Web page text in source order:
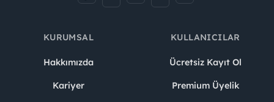
KURUMSAL
Hakkımızda
Kariyer
KULLANICILAR
Ücretsiz Kayıt Ol
Premium Üyelik